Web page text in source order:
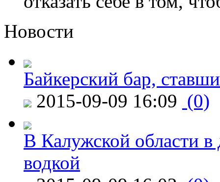
Новости
Байкерский бар,
2015-09-09 16:09 (0)
В Калужской области в
водкой